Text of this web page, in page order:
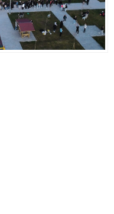
Alanları